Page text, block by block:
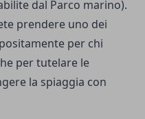
dal Parco marino).
prendere uno dei
per chi
per tutelare le
la spiaggia con